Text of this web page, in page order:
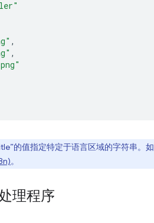
,
,
的值指定特定于语言区域的字符串。如
。
理程序